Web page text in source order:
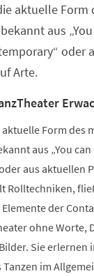
aktuelle Form
aus
oder
Arte.
aktuelle Form des
aus „You
aus aktuellen
Rolltechniken,
der
ohne Worte,
Sie erlernen
im